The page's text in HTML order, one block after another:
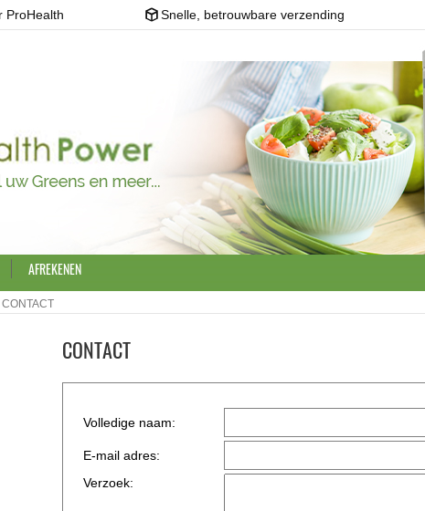
ProHealth Snelle, betrouwbare verzending
AFREKENEN
CONTACT
CONTACT
Volledige naam:
E-mail adres:
Verzoek: